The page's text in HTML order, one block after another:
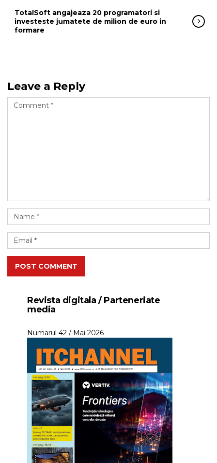
TotalSoft angajeaza 20 programatori si
investeste jumatete de milion de euro in
formare
Leave a Reply
POST COMMENT
Revista digitala / Parteneriate
media
Numarul 42 / Mai 2026